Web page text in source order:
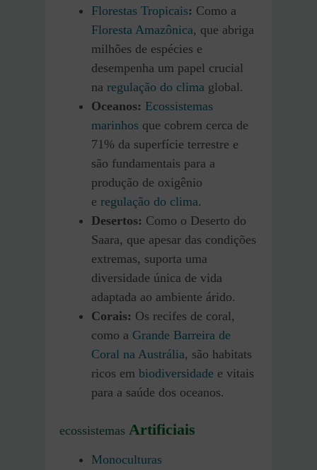
Florestas Tropicais: Como a
Floresta Amazônica, que abriga
milhões de espécies e
desempenha um papel crucial
na regulação do clima global.
Oceanos: Ecossistemas
marinhos que cobrem cerca de
71% da superfície terrestre e
são fundamentais para a
produção de oxigênio
e regulação do clima.
Desertos: Como o Deserto do
Saara, que apesar das condições
extremas, suporta uma
diversidade única de vida
adaptada ao ambiente árido.
Corais: Os recifes de coral,
como a Grande Barreira de
Coral na Austrália, são habitats
ricos em biodiversidade e vitais
para a saúde dos oceanos.
ecossistemas Artificiais
Monoculturas